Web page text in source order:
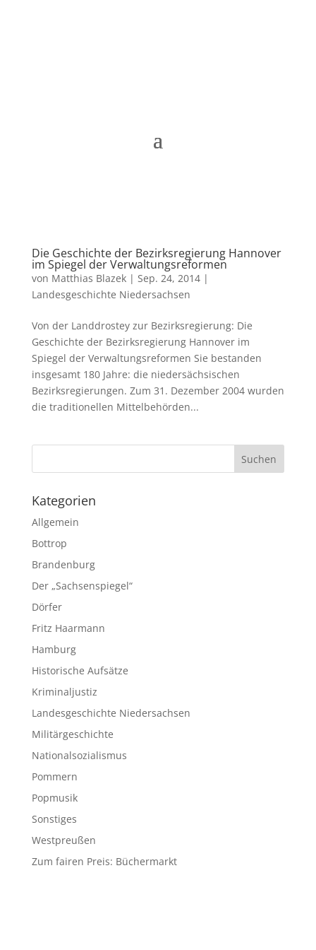
Die Geschichte der Bezirksregierung Hannover
im Spiegel der Verwaltungsreformen
von Matthias Blazek| Sep. 24, 2014|
Landesgeschichte Niedersachsen
Von der Landdrostey zur Bezirksregierung: Die
Geschichte der Bezirksregierung Hannover im
Spiegel der Verwaltungsreformen Sie bestanden
insgesamt 180 Jahre: die niedersächsischen
Bezirksregierungen. Zum 31. Dezember 2004 wurden
die traditionellen Mittelbehörden...
Kategorien
Allgemein
Bottrop
Brandenburg
Der „Sachsenspiegel“
Dörfer
Fritz Haarmann
Hamburg
Historische Aufsätze
Kriminaljustiz
Landesgeschichte Niedersachsen
Militärgeschichte
Nationalsozialismus
Pommern
Popmusik
Sonstiges
Westpreußen
Zum fairen Preis: Büchermarkt